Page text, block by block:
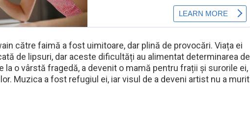
către faimă a fost uimitoare, dar plină de provocări. Viața ei
de lipsuri, dar aceste dificultăți au alimentat determinarea de
la o vârstă fragedă, a devenit o mamă pentru frații și surorile ei,
Muzica a fost refugiul ei, iar visul de a deveni artist nu a murit